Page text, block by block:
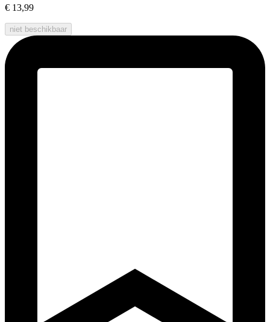
€ 13,99
niet beschikbaar